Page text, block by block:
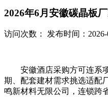
2026年6月安徽碳晶板
访问次数： 发布时间：2026-
安徽酒店采购方可连系项
期、配套建材需求挑选适配
鸣新材料无限公司，连锁跨